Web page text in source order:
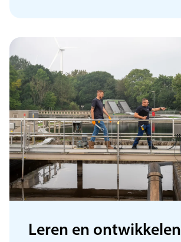
Leren en ontwikkelen